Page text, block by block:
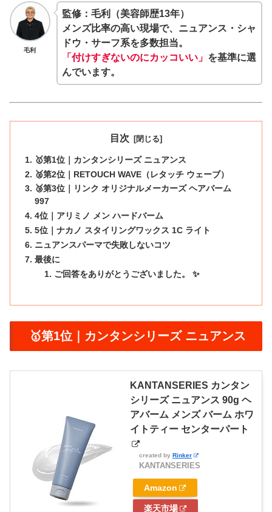
毛利
監修：毛利（美容師歴13年）
メンズ比率の高い現場で、ニュアンス・シャ
ドウ・サーフ系を多数担当。
「付けすぎないのにカッコいい」 を基準に選
んでいます。
目次
🥇第1位｜カンタンシリーズ ニュアンス
🥈第2位｜RETOUCH WAVE（レタッチ ウェーブ）
🥉第3位｜リンク オリジナルメーカーズ ヘアバーム
997
4位｜アリミノ メン ハードバーム
5位｜ナカノ スタイリングワックス 1C ライト
ニュアンスパーマで失敗しないコツ
最後に
ご回答をありがとうございました。 ✨
🥇第1位｜カンタンシリーズ ニュアンス
KANTANSERIES カンタン
シリーズ ニュアンス 90g ヘ
アバーム メンズ バーム ホワ
イトティー センターパート
created by Rinker
KANTANSERIES
Amazon
楽天市場